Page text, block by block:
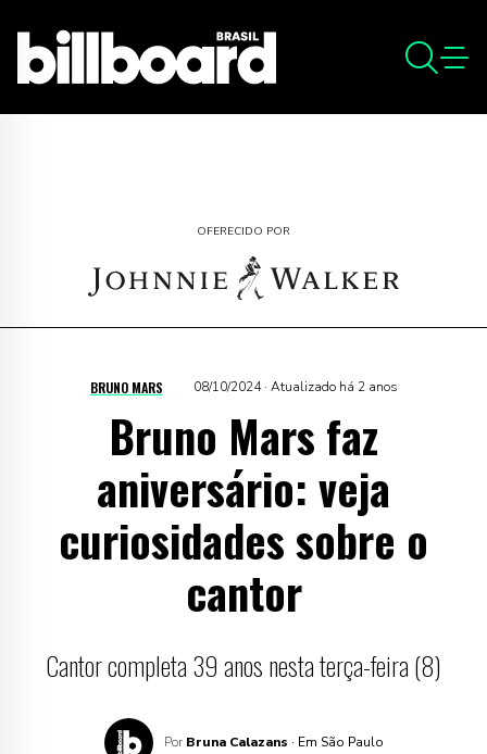
OFERECIDO POR
BRUNO MARS 08/10/2024 · Atualizado há 2 anos
Bruno Mars faz
aniversário: veja
curiosidades sobre o
cantor
Cantor completa 39 anos nesta terça-feira (8)
Por Bruna Calazans · Em São Paulo